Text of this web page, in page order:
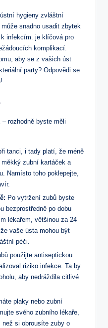
hygieny zvláštní
snadno usadit zbytek
infekcím. je klíčová pro
komplikací.‍
aby se z vašich⁣ úst
party? Odpovědi⁢ se
rozhodně byste měli
tanci, i tady platí, že méně
zubní kartáček a
Namísto toho ⁤poklepejte,
Po vytržení zubů byste
bezprostředně po dobu
lékařem, většinou‍ za 24
vaše ⁣ústa mohou ⁤být
péči.
použijte antiseptickou
riziko infekce. Ta by
aby nedráždila citlivé
plaky nebo ⁣zubní
svého zubního ⁤lékaře,
si obrousíte zuby o